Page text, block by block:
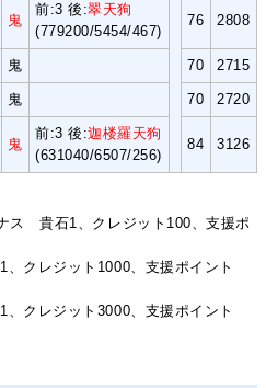
鬼
前:3 後:翠天狗
(779200/5454/467)
76 2808
鬼 70 2715
鬼 70 2720
鬼
前:3 後:迦楼羅天狗
(631040/6507/256)
84 3126
ス 貴石1、クレジット100、支援ポ
クレジット1000、支援ポイント
クレジット3000、支援ポイント